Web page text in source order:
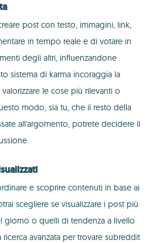
post con testo, immagini, link,
in tempo reale e di votare in
degli altri, influenzandone
sistema di karma incoraggia la
le cose più rilevanti o
modo, sia tu, che il resto della
all'argomento, potrete decidere il
e scoprire contenuti in base ai
scegliere se visualizzare i post più
giorno o quelli di tendenza a livello
avanzata per trovare subreddit